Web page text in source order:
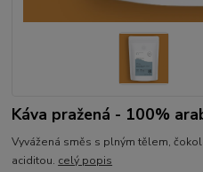
Káva pražená - 100%
Vyvážená směs s plným tělem,
aciditou. celý popis